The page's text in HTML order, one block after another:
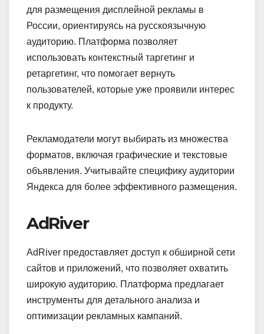
для размещения дисплейной рекламы в
России, ориентируясь на русскоязычную
аудиторию. Платформа позволяет
использовать контекстный таргетинг и
ретаргетинг, что помогает вернуть
пользователей, которые уже проявили интерес
к продукту.
Рекламодатели могут выбирать из множества
форматов, включая графические и текстовые
объявления. Учитывайте специфику аудитории
Яндекса для более эффективного размещения.
AdRiver
AdRiver предоставляет доступ к обширной сети
сайтов и приложений, что позволяет охватить
широкую аудиторию. Платформа предлагает
инструменты для детального анализа и
оптимизации рекламных кампаний.